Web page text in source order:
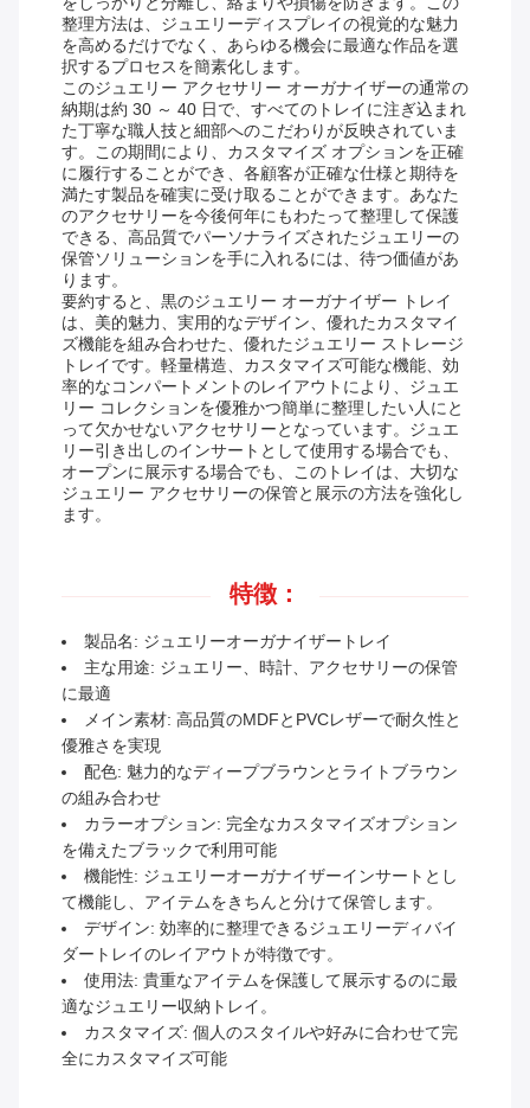
整理方法は、ジュエリーディスプレイの視覚的な魅力
を高めるだけでなく、あらゆる機会に最適な作品を選
択するプロセスを簡素化します。
このジュエリー アクセサリー オーガナイザーの通常の
納期は約 30 ～ 40 日で、すべてのトレイに注ぎ込まれ
た丁寧な職人技と細部へのこだわりが反映されていま
す。この期間により、カスタマイズ オプションを正確
に履行することができ、各顧客が正確な仕様と期待を
満たす製品を確実に受け取ることができます。あなた
のアクセサリーを今後何年にもわたって整理して保護
できる、高品質でパーソナライズされたジュエリーの
保管ソリューションを手に入れるには、待つ価値があ
ります。
要約すると、黒のジュエリー オーガナイザー トレイ
は、美的魅力、実用的なデザイン、優れたカスタマイ
ズ機能を組み合わせた、優れたジュエリー ストレージ
トレイです。軽量構造、カスタマイズ可能な機能、効
率的なコンパートメントのレイアウトにより、ジュエ
リー コレクションを優雅かつ簡単に整理したい人にと
って欠かせないアクセサリーとなっています。ジュエ
リー引き出しのインサートとして使用する場合でも、
オープンに展示する場合でも、このトレイは、大切な
ジュエリー アクセサリーの保管と展示の方法を強化し
ます。
特徴：
製品名: ジュエリーオーガナイザートレイ
主な用途: ジュエリー、時計、アクセサリーの保管
に最適
メイン素材: 高品質のMDFとPVCレザーで耐久性と
優雅さを実現
配色: 魅力的なディープブラウンとライトブラウン
の組み合わせ
カラーオプション: 完全なカスタマイズオプション
を備えたブラックで利用可能
機能性: ジュエリーオーガナイザーインサートとし
て機能し、アイテムをきちんと分けて保管します。
デザイン: 効率的に整理できるジュエリーディバイ
ダートレイのレイアウトが特徴です。
使用法: 貴重なアイテムを保護して展示するのに最
適なジュエリー収納トレイ。
カスタマイズ: 個人のスタイルや好みに合わせて完
全にカスタマイズ可能